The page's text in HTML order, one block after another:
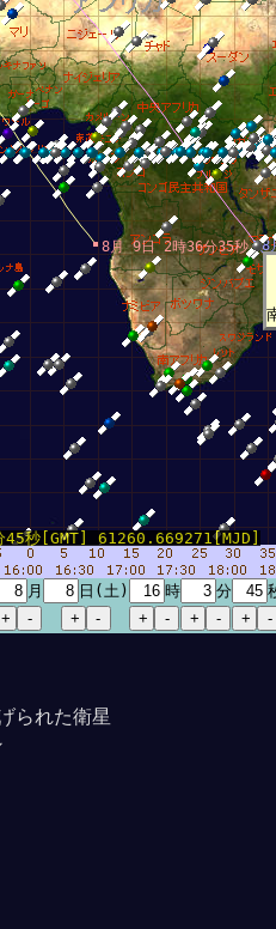
8
8月 9日 2時36分35秒
秒[GMT] 61260.669271[MJD]
月 日(土) 時 分
られた衛星